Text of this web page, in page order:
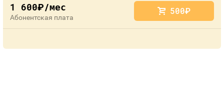
1 600руб./мес
Абонентская плата
500руб.